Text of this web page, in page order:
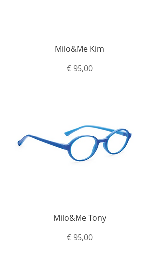
Milo&Me Kim
Prijs
€ 95,00
Milo&Me Tony
Prijs
€ 95,00